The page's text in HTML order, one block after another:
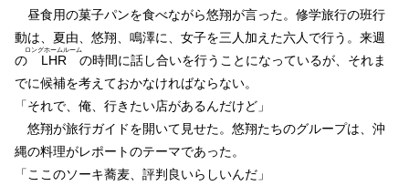
昼食用の菓子パンを食べながら悠翔が言った。修学旅行の班行
動は、夏由、悠翔、鳴澤に、女子を三人加えた六人で行う。来週
の
LHR
ロングホームルーム
の時間に話し合いを行うことになっているが、それま
でに候補を考えておかなければならない。
「それで、俺、行きたい店があるんだけど」
悠翔が旅行ガイドを開いて見せた。悠翔たちのグループは、沖
縄の料理がレポートのテーマであった。
「ここのソーキ蕎麦、評判良いらしいんだ」